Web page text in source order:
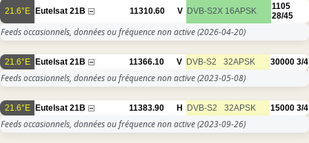
21.6°E Eutelsat 21B 11310.60 V DVB-S2X 16APSK
1105
28/45
Feeds occasionnels, données ou fréquence non active(2026-04-20)
21.6°E Eutelsat 21B 11366.10 V DVB-S2 32APSK 30000 3/4
Feeds occasionnels, données ou fréquence non active(2023-05-08)
21.6°E Eutelsat 21B 11383.90 H DVB-S2 32APSK 15000 3/4
Feeds occasionnels, données ou fréquence non active(2023-09-26)